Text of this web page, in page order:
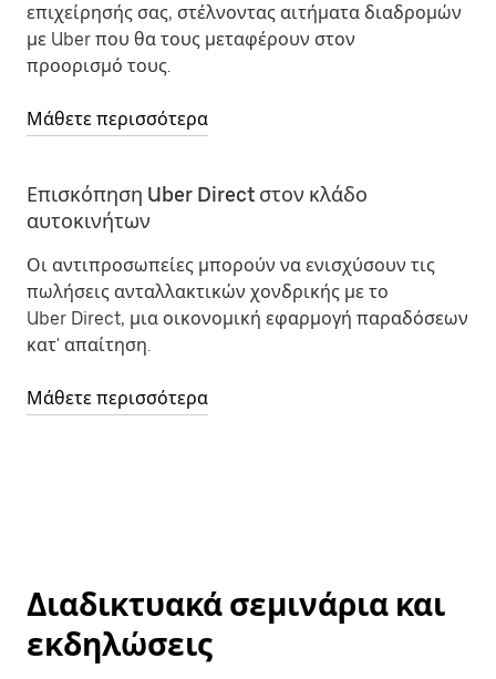
επιχείρησής σας, στέλνοντας αιτήματα διαδρομών
με Uber που θα τους μεταφέρουν στον
προορισμό τους.
Μάθετε περισσότερα
Επισκόπηση Uber Direct στον κλάδο
αυτοκινήτων
Οι αντιπροσωπείες μπορούν να ενισχύσουν τις
πωλήσεις ανταλλακτικών χονδρικής με το
Uber Direct, μια οικονομική εφαρμογή παραδόσεων
κατ' απαίτηση.
Μάθετε περισσότερα
Διαδικτυακά σεμινάρια και
εκδηλώσεις